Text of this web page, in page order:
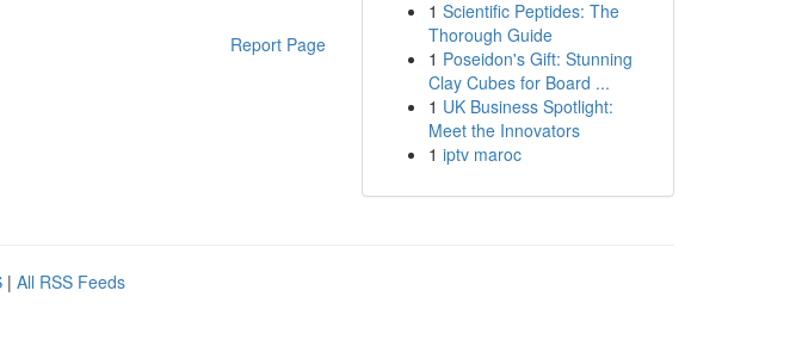
Report Page
1 Scientific Peptides: The
Thorough Guide
1 Poseidon's Gift: Stunning
Clay Cubes for Board ...
1 UK Business Spotlight:
Meet the Innovators
1 iptv maroc
| All RSS Feeds